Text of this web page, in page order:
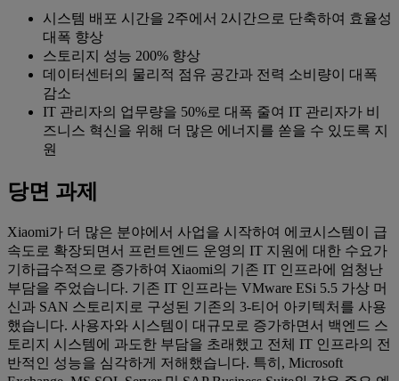
시스템 배포 시간을 2주에서 2시간으로 단축하여 효율성
대폭 향상
스토리지 성능 200% 향상
데이터센터의 물리적 점유 공간과 전력 소비량이 대폭
감소
IT 관리자의 업무량을 50%로 대폭 줄여 IT 관리자가 비
즈니스 혁신을 위해 더 많은 에너지를 쏟을 수 있도록 지
원
당면 과제
Xiaomi가 더 많은 분야에서 사업을 시작하여 에코시스템이 급
속도로 확장되면서 프런트엔드 운영의 IT 지원에 대한 수요가
기하급수적으로 증가하여 Xiaomi의 기존 IT 인프라에 엄청난
부담을 주었습니다. 기존 IT 인프라는 VMware ESi 5.5 가상 머
신과 SAN 스토리지로 구성된 기존의 3-티어 아키텍처를 사용
했습니다. 사용자와 시스템이 대규모로 증가하면서 백엔드 스
토리지 시스템에 과도한 부담을 초래했고 전체 IT 인프라의 전
반적인 성능을 심각하게 저해했습니다. 특히, Microsoft